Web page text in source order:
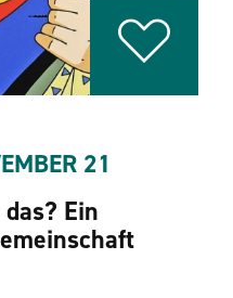
21
Ein